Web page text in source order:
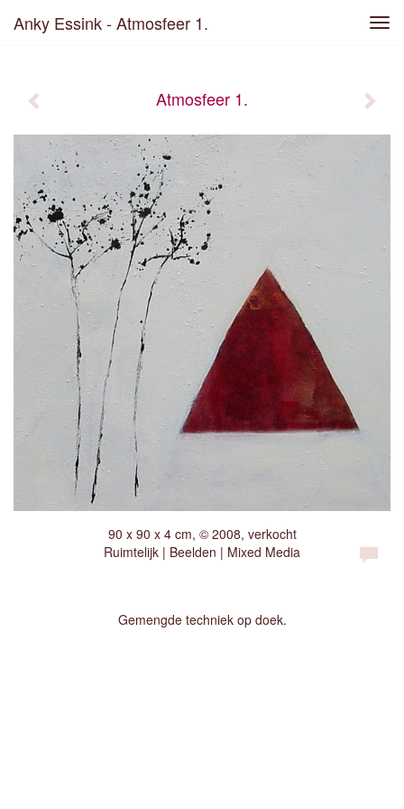
Anky Essink - Atmosfeer 1.
Atmosfeer 1.
90 x 90 x 4 cm, © 2008, verkocht
Ruimtelijk | Beelden | Mixed Media
Gemengde techniek op doek.